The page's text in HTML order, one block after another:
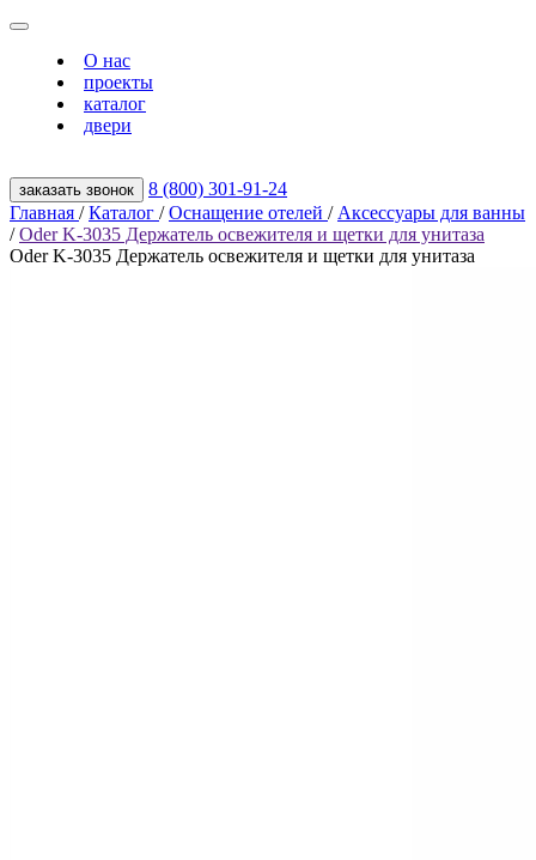
О нас
проекты
каталог
двери
заказать звонок
8 (800) 301‑91‑24
Главная / Каталог / Оснащение отелей / Аксессуары для ванны
/ Oder K-3035 Держатель освежителя и щетки для унитаза
Oder K-3035 Держатель освежителя и щетки для унитаза